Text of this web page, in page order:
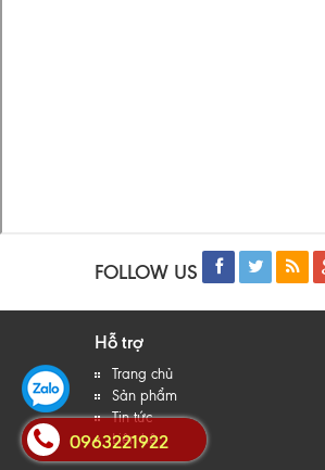
FOLLOW US
Hỗ trợ
Trang chủ
Sản phẩm
Tin tức
Liên hệ
0963221922